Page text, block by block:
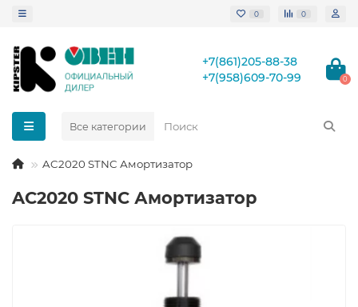
0 0
+7(861)205-88-38
+7(958)609-70-99
0
Все категории
AC2020 STNC Амортизатор
AC2020 STNC Амортизатор